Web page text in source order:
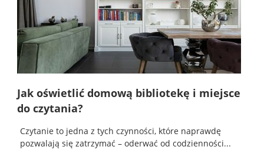
Jak oświetlić domową bibliotekę i miejsce
do czytania?
Czytanie to jedna z tych czynności, które naprawdę
pozwalają się zatrzymać – oderwać od codzienności...